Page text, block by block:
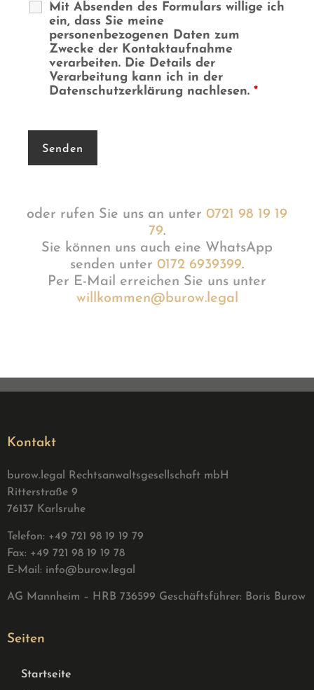
Mit Absenden des Formulars willige ich
ein, dass Sie meine
personenbezogenen Daten zum
Zwecke der Kontaktaufnahme
verarbeiten. Die Details der
Verarbeitung kann ich in der
Datenschutzerklärung nachlesen. *
oder rufen Sie uns an unter 0721 98 19 19
79.
Sie können uns auch eine WhatsApp
senden unter 0172 6939399.
Per E-Mail erreichen Sie uns unter
willkommen@burow.legal
Kontakt
burow.legal Rechtsanwaltsgesellschaft mbH
Ritterstraße 9
76137 Karlsruhe
Telefon: +49 721 98 19 19 79
Fax: +49 721 98 19 19 78
E-Mail: info@burow.legal
AG Mannheim – HRB 736599 Geschäftsführer: Boris Burow
Seiten
Startseite